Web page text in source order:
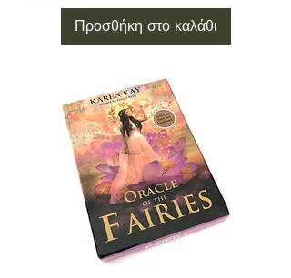
Προσθήκη στο καλάθι